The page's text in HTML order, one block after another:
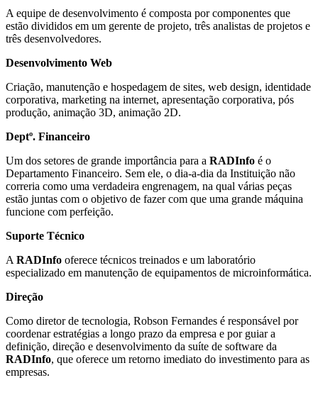
A equipe de desenvolvimento é composta por componentes que
estão divididos em um gerente de projeto, três analistas de projetos e
três desenvolvedores.
Desenvolvimento Web
Criação, manutenção e hospedagem de sites, web design, identidade
corporativa, marketing na internet, apresentação corporativa, pós
produção, animação 3D, animação 2D.
Deptº. Financeiro
Um dos setores de grande importância para a RADInfo é o
Departamento Financeiro. Sem ele, o dia-a-dia da Instituição não
correria como uma verdadeira engrenagem, na qual várias peças
estão juntas com o objetivo de fazer com que uma grande máquina
funcione com perfeição.
Suporte Técnico
A RADInfo oferece técnicos treinados e um laboratório
especializado em manutenção de equipamentos de microinformática.
Direção
Como diretor de tecnologia, Robson Fernandes é responsável por
coordenar estratégias a longo prazo da empresa e por guiar a
definição, direção e desenvolvimento da suíte de software da
RADInfo, que oferece um retorno imediato do investimento para as
empresas.